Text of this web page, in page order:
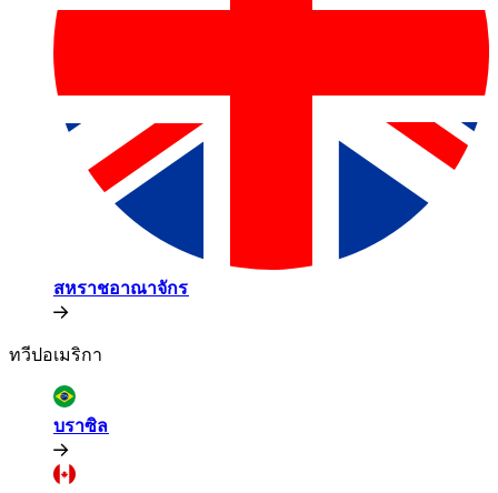
สหราชอาณาจักร​​
ทวีปอเมริกา​​
บราซิล​​